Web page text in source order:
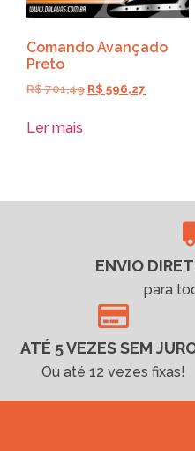
Comando Avançado
Preto
R$701,49 R$ 596,27
Ler mais
ENVIO
para
ATÉ 5 VEZES SEM
Ou até 12 vezes fixas!